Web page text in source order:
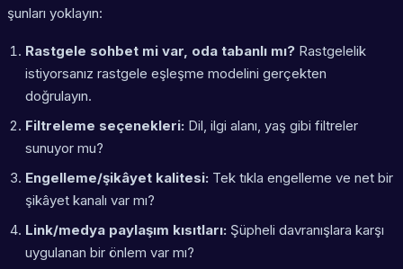
şunları yoklayın:
Rastgele sohbet mi var, oda tabanlı mı? Rastgelelik
istiyorsanız rastgele eşleşme modelini gerçekten
doğrulayın.
Filtreleme seçenekleri: Dil, ilgi alanı, yaş gibi filtreler
sunuyor mu?
Engelleme/şikâyet kalitesi: Tek tıkla engelleme ve net bir
şikâyet kanalı var mı?
Link/medya paylaşım kısıtları: Şüpheli davranışlara karşı
uygulanan bir önlem var mı?